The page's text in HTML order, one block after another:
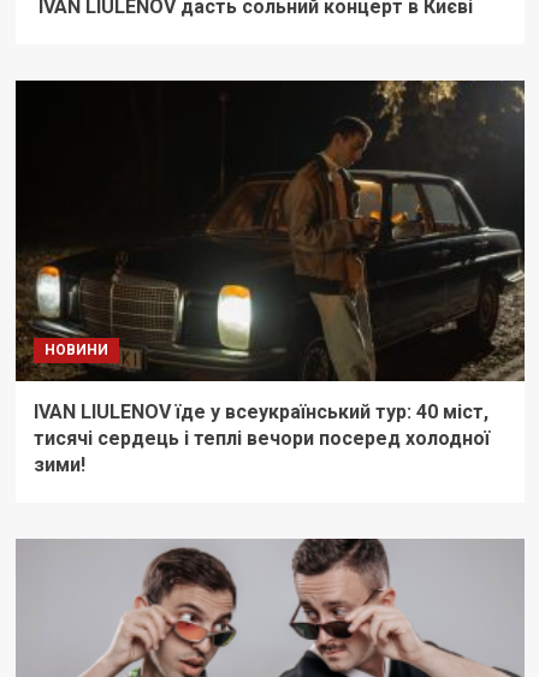
IVAN LIULENOV дасть сольний концерт в Києві
НОВИНИ
IVAN LIULENOV їде у всеукраїнський тур: 40 міст,
тисячі сердець і теплі вечори посеред холодної
зими!